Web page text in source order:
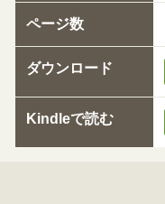
ページ数
ダウンロード
Kindleで読む